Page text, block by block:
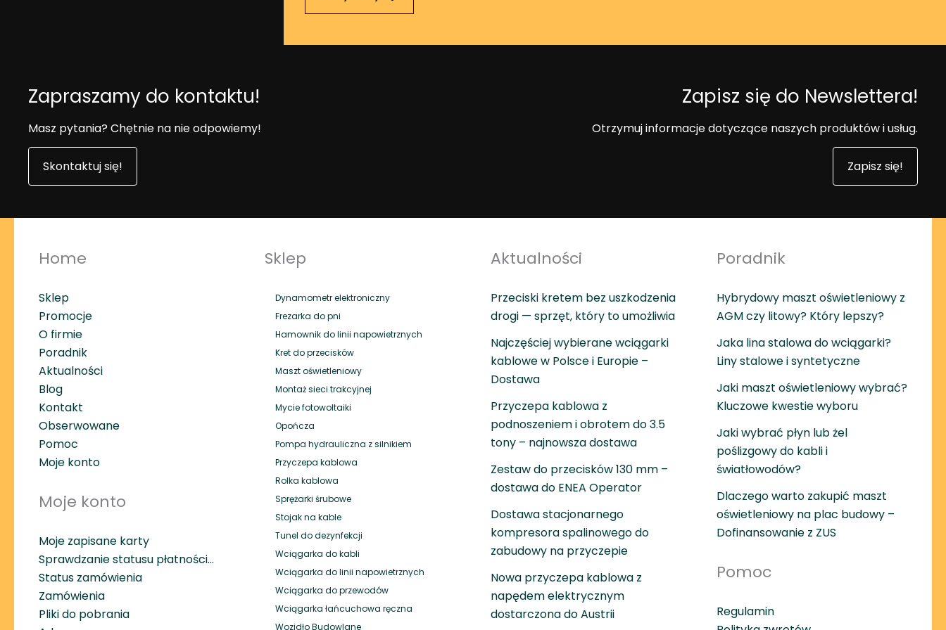
Zapraszamy do kontaktu!
Masz pytania? Chętnie na nie odpowiemy!
Skontaktuj się!
Zapisz się do Newslettera!
Otrzymuj informacje dotyczące naszych produktów i usług.
Zapisz się!
Home
Sklep
Promocje
O firmie
Poradnik
Aktualności
Blog
Kontakt
Obserwowane
Pomoc
Moje konto
Moje konto
Moje zapisane karty
Sprawdzanie statusu płatności…
Status zamówienia
Zamówienia
Pliki do pobrania
Sklep
Dynamometr elektroniczny
Frezarka do pni
Hamownik do linii napowietrznych
Kret do przecisków
Maszt oświetleniowy
Montaż sieci trakcyjnej
Mycie fotowoltaiki
Opończa
Pompa hydrauliczna z silnikiem
Przyczepa kablowa
Rolka kablowa
Sprężarki śrubowe
Stojak na kable
Tunel do dezynfekcji
Wciągarka do kabli
Wciągarka do linii napowietrznych
Wciągarka do przewodów
Wciągarka łańcuchowa ręczna
Wozidło Budowlane
Aktualności
Przeciski kretem bez uszkodzenia
drogi — sprzęt, który to umożliwia
Najczęściej wybierane wciągarki
kablowe w Polsce i Europie –
Dostawa
Przyczepa kablowa z
podnoszeniem i obrotem do 3.5
tony – najnowsza dostawa
Zestaw do przecisków 130 mm –
dostawa do ENEA Operator
Dostawa stacjonarnego
kompresora spalinowego do
zabudowy na przyczepie
Nowa przyczepa kablowa z
napędem elektrycznym
dostarczona do Austrii
Poradnik
Hybrydowy maszt oświetleniowy z
AGM czy litowy? Który lepszy?
Jaka lina stalowa do wciągarki?
Liny stalowe i syntetyczne
Jaki maszt oświetleniowy wybrać?
Kluczowe kwestie wyboru
Jaki wybrać płyn lub żel
poślizgowy do kabli i
światłowodów?
Dlaczego warto zakupić maszt
oświetleniowy na plac budowy –
Dofinansowanie z ZUS
Pomoc
Regulamin